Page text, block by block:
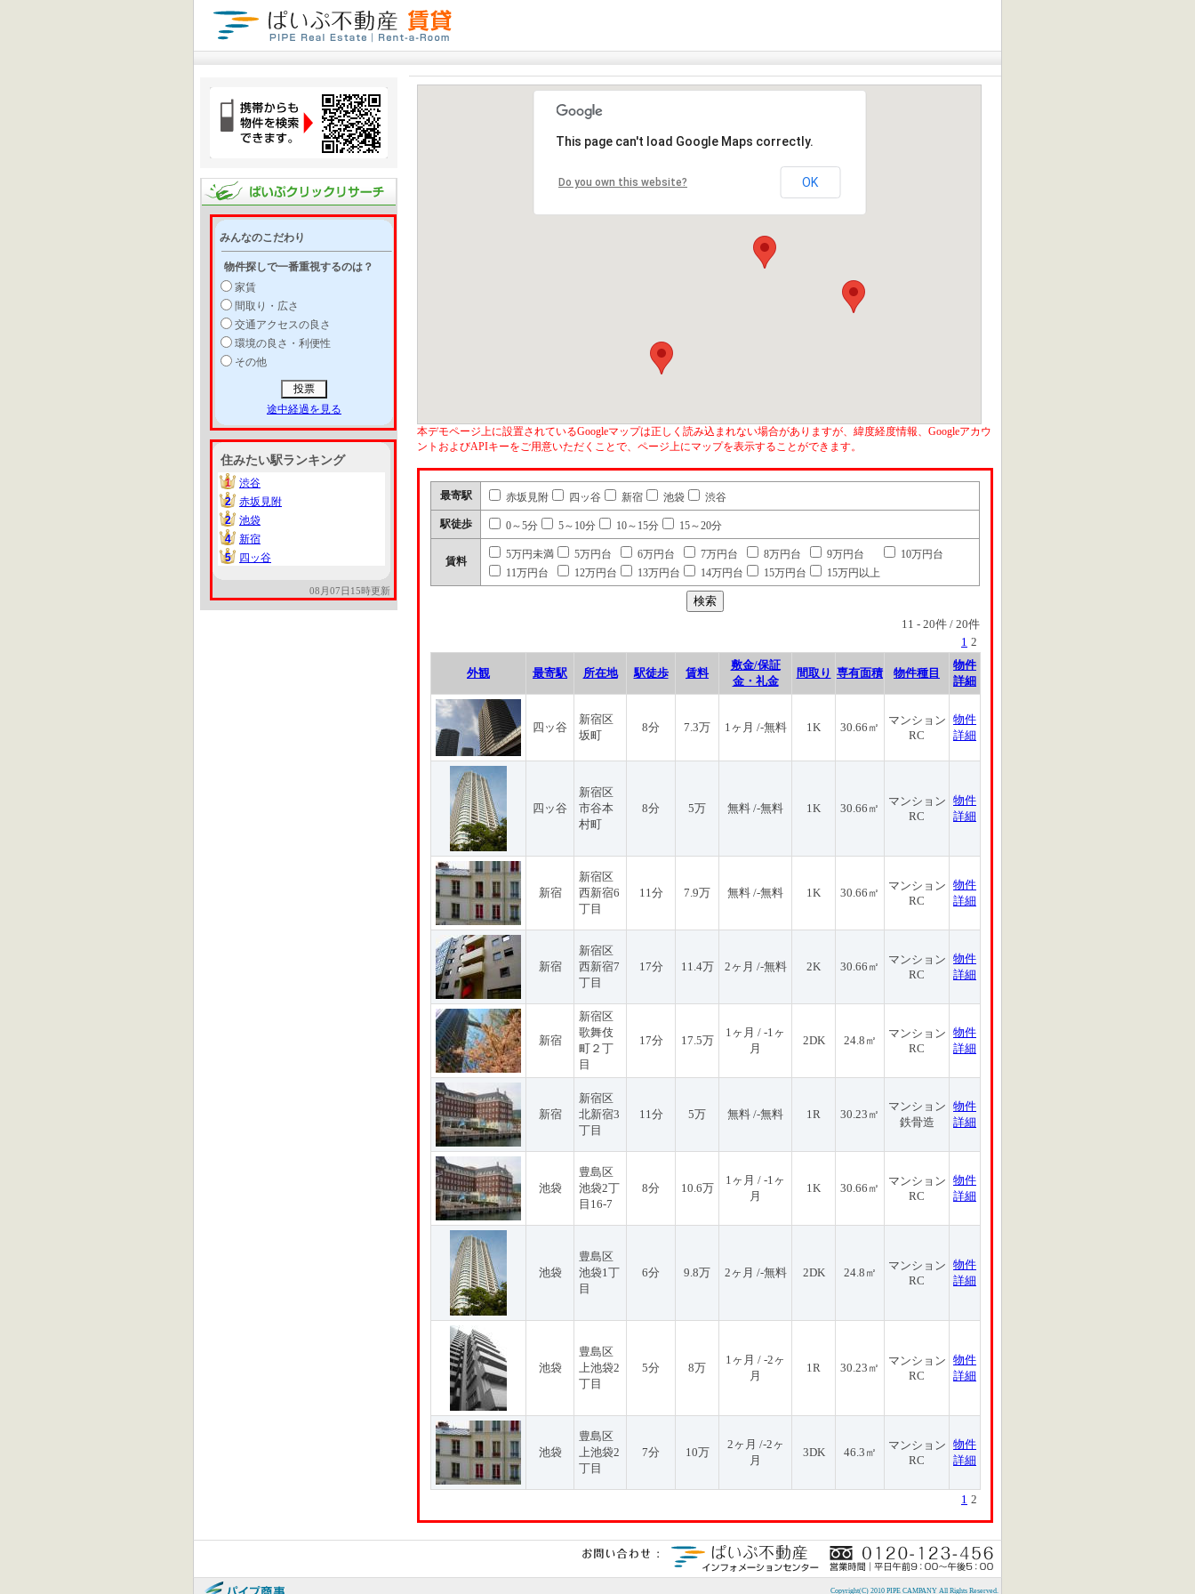
みんなのこだわり
物件探しで一番重視するのは？
家賃
間取り・広さ
交通アクセスの良さ
環境の良さ・利便性
その他
途中経過を見る
住みたい駅ランキング
1
1
渋谷
2
2
赤坂見附
2
2
池袋
4
4
新宿
5
5 四ッ谷
08月07日15時更新
This page can't load Google Maps correctly.
Do you own this website? OK
本デモページ上に設置されているGoogleマップは正しく読み込まれない場合がありますが、緯度経度情報、Googleアカウ
ントおよびAPIキーをご用意いただくことで、ページ上にマップを表示することができます。
最寄駅 赤坂見附 四ッ谷 新宿 池袋 渋谷
駅徒歩 0～5分 5～10分 10～15分 15～20分
賃料
5万円未満 5万円台 6万円台 7万円台 8万円台 9万円台
10万円台
11万円台
12万円台 13万円台 14万円台 15万円台 15万円以上
11 - 20件 / 20件
1 2
外観 最寄駅 所在地 駅徒歩 賃料
敷金/保証
金・礼金
間取り 専有面積 物件種目
物件
詳細
四ッ谷
新宿区
坂町
8分 7.3万 1ヶ月 /-無料 1K 30.66㎡
マンション
RC
物件
詳細
四ッ谷
新宿区
市谷本
村町
8分 5万 無料 /-無料 1K 30.66㎡
マンション
RC
物件
詳細
新宿
新宿区
西新宿6
丁目
11分 7.9万 無料 /-無料 1K 30.66㎡
マンション
RC
物件
詳細
新宿
新宿区
西新宿7
丁目
17分 11.4万 2ヶ月 /-無料 2K 30.66㎡
マンション
RC
物件
詳細
新宿
新宿区
歌舞伎
町２丁
目
17分 17.5万
1ヶ月 / -1ヶ
月
2DK 24.8㎡
マンション
RC
物件
詳細
新宿
新宿区
北新宿3
丁目
11分 5万 無料 /-無料 1R 30.23㎡
マンション
鉄骨造
物件
詳細
池袋
豊島区
池袋2丁
目16-7
8分 10.6万
1ヶ月 / -1ヶ
月
1K 30.66㎡
マンション
RC
物件
詳細
池袋
豊島区
池袋1丁
目
6分 9.8万 2ヶ月 /-無料 2DK 24.8㎡
マンション
RC
物件
詳細
池袋
豊島区
上池袋2
丁目
5分 8万
1ヶ月 / -2ヶ
月
1R 30.23㎡
マンション
RC
物件
詳細
池袋
豊島区
上池袋2
丁目
7分 10万
2ヶ月 /-2ヶ
月
3DK 46.3㎡
マンション
RC
物件
詳細
1 2
Copyright(C) 2010 PIPE CAMPANY All Rights Reserved.